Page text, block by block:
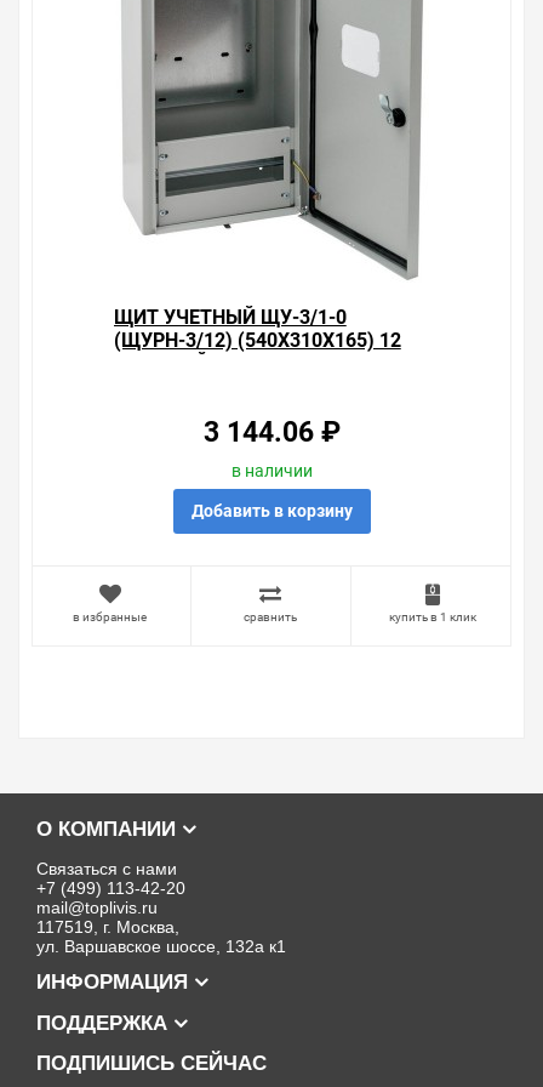
ЩИТ УЧЕТНЫЙ ЩУ-3/1-0
(ЩУРН-3/12) (540X310X165) 12
3 144.06 ₽
в наличии
Добавить в корзину
в избранные сравнить купить в 1 клик
О КОМПАНИИ
Связаться с нами
+7 (499) 113-42-20
mail@toplivis.ru
117519, г. Москва,
ул. Варшавское шоссе, 132а к1
ИНФОРМАЦИЯ
ПОДДЕРЖКА
ПОДПИШИСЬ СЕЙЧАС